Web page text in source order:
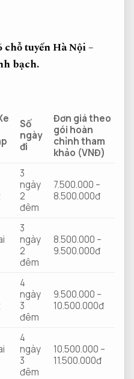
tuyến Hà Nội –
bạch.
Số
ngày
đi
Đơn giá theo
gói hoàn
chỉnh tham
khảo (VNĐ)
3
ngày
2
đêm
7.500.000 –
8.500.000đ
3
ngày
2
đêm
8.500.000 –
9.500.000đ
4
ngày
3
đêm
9.500.000 –
10.500.000đ
4
ngày
3
đêm
10.500.000 –
11.500.000đ